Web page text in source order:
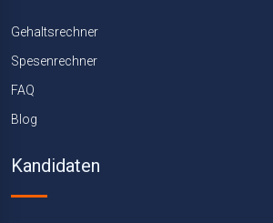
Gehaltsrechner
Spesenrechner
FAQ
Blog
Kandidaten